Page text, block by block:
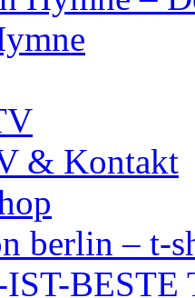
& Kontakt
berlin – t-
BESTE